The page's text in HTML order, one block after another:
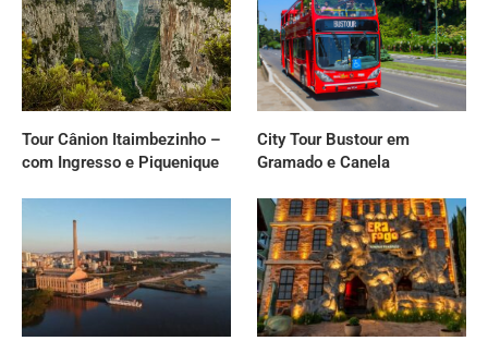
Tour Cânion Itaimbezinho –
com Ingresso e Piquenique
City Tour Bustour em
Gramado e Canela